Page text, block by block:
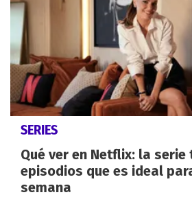
SERIES
Qué ver en Netflix: la serie
episodios que es ideal
semana